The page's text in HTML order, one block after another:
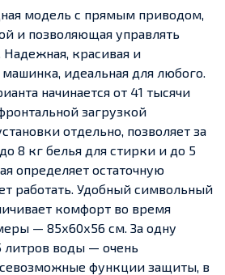
модель с прямым приводом,
и позволяющая управлять
Надежная, красивая и
идеальная для любого.
начинается от 41 тысячи
загрузкой
отдельно, позволяет за
8 кг белья для стирки и до 5
определяет остаточную
работать. Удобный символьный
комфорт во время
— 85х60х56 см. За одну
литров воды — очень
функции защиты, в